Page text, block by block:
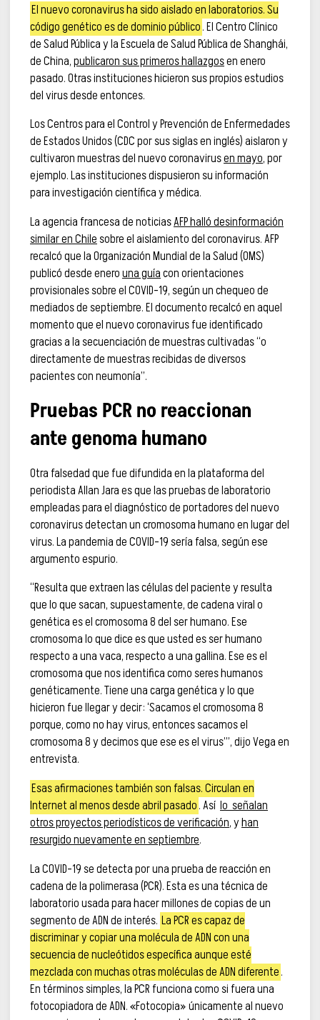
El nuevo coronavirus ha sido aislado en laboratorios. Su
código genético es de dominio público. El Centro Clínico
de Salud Pública y la Escuela de Salud Pública de Shanghái,
de China,publicaron sus primeros hallazgosen enero
pasado. Otras instituciones hicieron sus propios estudios
del virus desde entonces.
Los Centros para el Control y Prevención de Enfermedades
de Estados Unidos (CDC por sus siglas en inglés) aislaron y
cultivaron muestras del nuevo coronavirusen mayo, por
ejemplo. Las instituciones dispusieron su información
para investigación científica y médica.
La agencia francesa de noticiasAFP halló desinformación
similar en Chilesobre el aislamiento del coronavirus. AFP
recalcó que la Organización Mundial de la Salud (OMS)
publicó desde enerouna guíacon orientaciones
provisionales sobre el COVID-19, según un chequeo de
mediados de septiembre. El documento recalcó en aquel
momento que el nuevo coronavirus fue identificado
gracias a la secuenciación de muestras cultivadas “o
directamente de muestras recibidas de diversos
pacientes con neumonía”.
Pruebas PCR no reaccionan
ante genoma humano
Otra falsedad que fue difundida en la plataforma del
periodista Allan Jara es que las pruebas de laboratorio
empleadas para el diagnóstico de portadores del nuevo
coronavirus detectan un cromosoma humano en lugar del
virus. La pandemia de COVID-19 sería falsa, según ese
argumento espurio.
“Resulta que extraen las células del paciente y resulta
que lo que sacan, supuestamente, de cadena viral o
genética es el cromosoma 8 del ser humano. Ese
cromosoma lo que dice es que usted es ser humano
respecto a una vaca, respecto a una gallina. Ese es el
cromosoma que nos identifica como seres humanos
genéticamente. Tiene una carga genética y lo que
hicieron fue llegar y decir: ‘Sacamos el cromosoma 8
porque, como no hay virus, entonces sacamos el
cromosoma 8 y decimos que ese es el virus’”, dijo Vega en
entrevista.
Esas afirmaciones también son falsas. Circulan en
Internet al menos desde abril pasado. Así lo señalan
otros proyectos periodísticos de verificación, yhan
resurgido nuevamente en septiembre.
La COVID-19 se detecta por una prueba de reacción en
cadena de la polimerasa (PCR). Esta es una técnica de
laboratorio usada para hacer millones de copias de un
segmento de ADN de interés. La PCR es capaz de
discriminar y copiar una molécula de ADN con una
secuencia de nucleótidos específica aunque esté
mezclada con muchas otras moléculas de ADN diferente.
En términos simples, la PCR funciona como si fuera una
fotocopiadora de ADN. «Fotocopia» únicamente al nuevo